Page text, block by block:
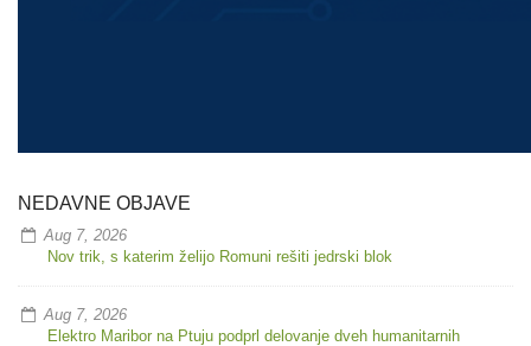
NEDAVNE OBJAVE
Aug 7, 2026
Nov trik, s katerim želijo Romuni rešiti jedrski blok
Aug 7, 2026
Elektro Maribor na Ptuju podprl delovanje dveh humanitarnih